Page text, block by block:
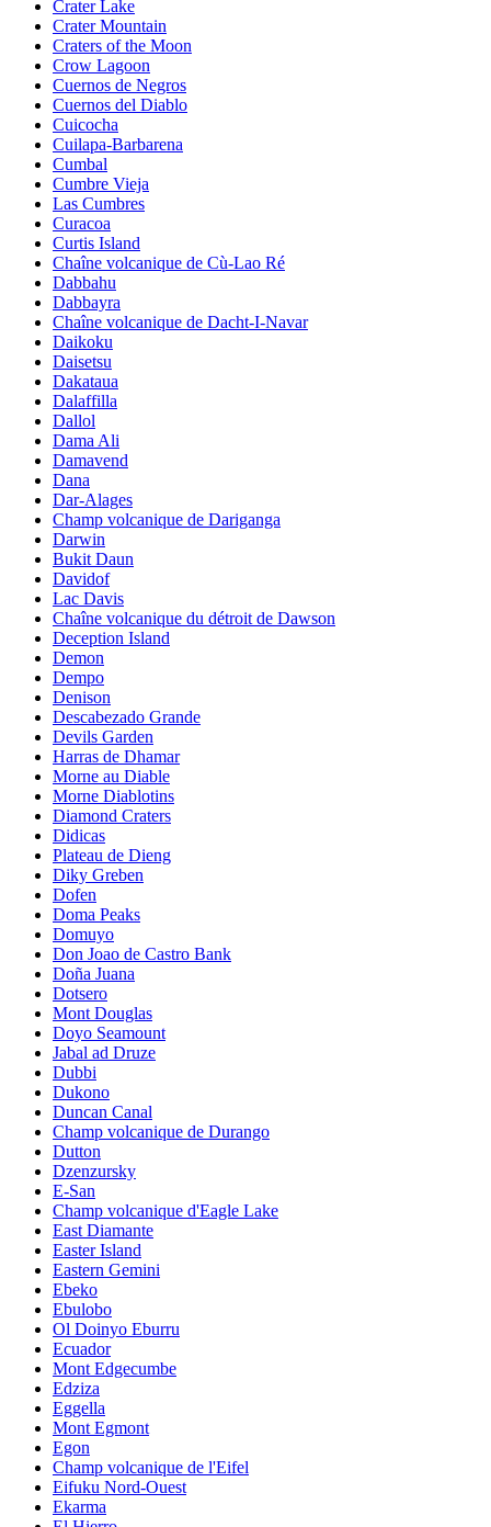
Crater Lake
Crater Mountain
Craters of the Moon
Crow Lagoon
Cuernos de Negros
Cuernos del Diablo
Cuicocha
Cuilapa-Barbarena
Cumbal
Cumbre Vieja
Las Cumbres
Curacoa
Curtis Island
Chaîne volcanique de Cù-Lao Ré
Dabbahu
Dabbayra
Chaîne volcanique de Dacht-I-Navar
Daikoku
Daisetsu
Dakataua
Dalaffilla
Dallol
Dama Ali
Damavend
Dana
Dar-Alages
Champ volcanique de Dariganga
Darwin
Bukit Daun
Davidof
Lac Davis
Chaîne volcanique du détroit de Dawson
Deception Island
Demon
Dempo
Denison
Descabezado Grande
Devils Garden
Harras de Dhamar
Morne au Diable
Morne Diablotins
Diamond Craters
Didicas
Plateau de Dieng
Diky Greben
Dofen
Doma Peaks
Domuyo
Don Joao de Castro Bank
Doña Juana
Dotsero
Mont Douglas
Doyo Seamount
Jabal ad Druze
Dubbi
Dukono
Duncan Canal
Champ volcanique de Durango
Dutton
Dzenzursky
E-San
Champ volcanique d'Eagle Lake
East Diamante
Easter Island
Eastern Gemini
Ebeko
Ebulobo
Ol Doinyo Eburru
Ecuador
Mont Edgecumbe
Edziza
Eggella
Mont Egmont
Egon
Champ volcanique de l'Eifel
Eifuku Nord-Ouest
Ekarma